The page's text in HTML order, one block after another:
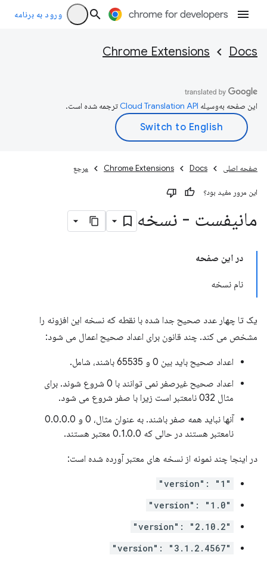
ورود به برنامه
Docs
Chrome Extensions
این صفحه به‌وسیله ترجمه شده است.
صفحه اصلی Docs
Chrome Extensions مرجع
این مرور مفید بود؟
مانیفست - نسخه
در این صفحه
نام نسخه
یک تا چهار عدد صحیح جدا شده با نقطه که نسخه این افزونه را
مشخص می کند. چند قانون برای اعداد صحیح اعمال می شود:
اعداد صحیح باید بین 0 و 65535 باشند، شامل.
اعداد صحیح غیرصفر نمی توانند با 0 شروع شوند. برای
مثال 032 نامعتبر است زیرا با صفر شروع می شود.
آنها نباید همه صفر باشند. به عنوان مثال، 0 و 0.0.0.0
نامعتبر هستند در حالی که 0.1.0.0 معتبر هستند.
در اینجا چند نمونه از نسخه های معتبر آورده شده است:
"version": "1"
"version": "1.0"
"version": "2.10.2"
"version": "3.1.2.4567"